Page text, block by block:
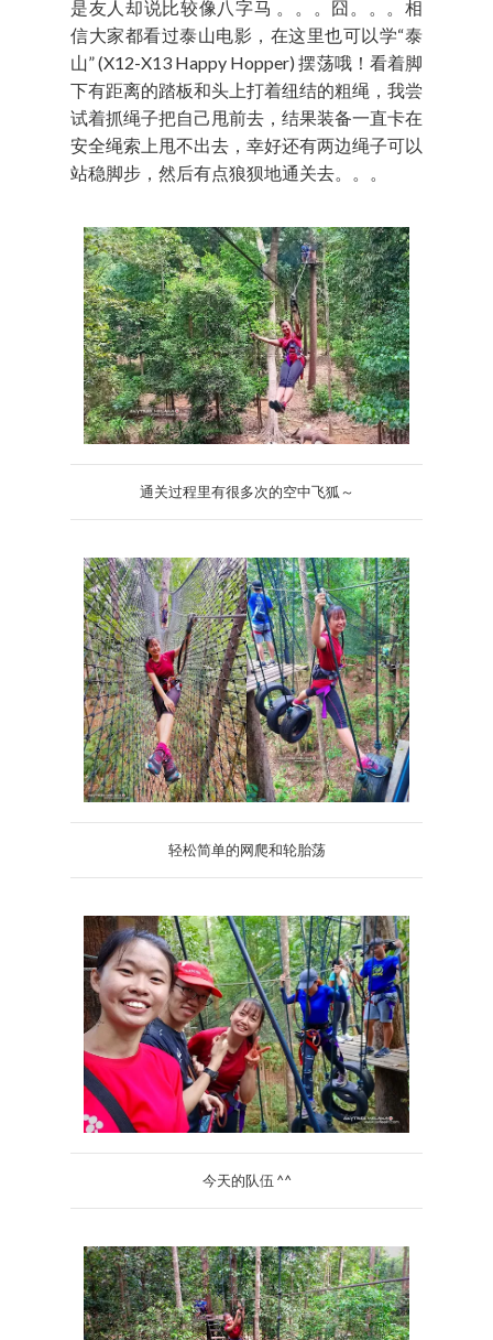
是友人却说比较像八字马 。。。囧。。。相
信大家都看过泰山电影，在这里也可以学“泰
山” (X12-X13 Happy Hopper) 摆荡哦！看着脚
下有距离的踏板和头上打着纽结的粗绳，我尝
试着抓绳子把自己甩前去，结果装备一直卡在
安全绳索上甩不出去，幸好还有两边绳子可以
站稳脚步，然后有点狼狈地通关去。。。
通关过程里有很多次的空中飞狐～
轻松简单的网爬和轮胎荡
今天的队伍 ^^